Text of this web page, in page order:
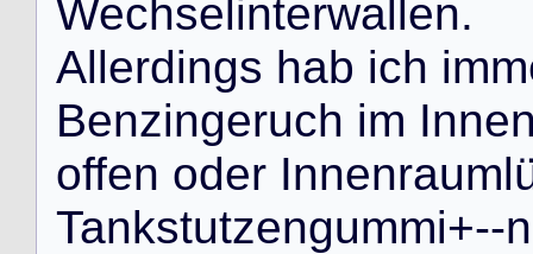
Wechse interwa en.
Allerdings hab ich imm
Benzingeruch im Inne
offen oder Innenrauml
Tankstutzengummi+--n